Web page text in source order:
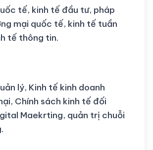
tế, kinh tế đầu tư, pháp
mại quốc tế, kinh tế tuần
tế thông tin.
lý, Kinh tế kinh doanh
Chính sách kinh tế đối
Maekrting, quản trị chuỗi